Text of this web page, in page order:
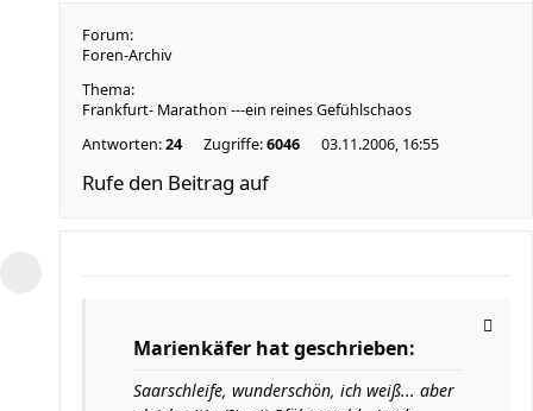
Forum:
Foren-Archiv
Thema:
Frankfurt- Marathon ---ein reines Gefühlschaos
Antworten:24 Zugriffe:6046 03.11.2006, 16:55
Rufe den Beitrag auf
Marienkäfer hat geschrieben:
Saarschleife, wunderschön, ich weiß... aber